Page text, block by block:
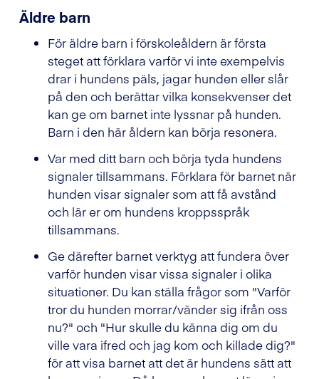
Äldre barn
För äldre barn i förskoleåldern är första
steget att förklara varför vi inte exempelvis
drar i hundens päls, jagar hunden eller slår
på den och berättar vilka konsekvenser det
kan ge om barnet inte lyssnar på hunden.
Barn i den här åldern kan börja resonera.
Var med ditt barn och börja tyda hundens
signaler tillsammans. Förklara för barnet när
hunden visar signaler som att få avstånd
och lär er om hundens kroppsspråk
tillsammans.
Ge därefter barnet verktyg att fundera över
varför hunden visar vissa signaler i olika
situationer. Du kan ställa frågor som "Varför
tror du hunden morrar/vänder sig ifrån oss
nu?" och "Hur skulle du känna dig om du
ville vara ifred och jag kom och killade dig?"
för att visa barnet att det är hundens sätt att